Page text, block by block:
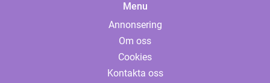
Menu
Annonsering
Om oss
Cookies
Kontakta oss